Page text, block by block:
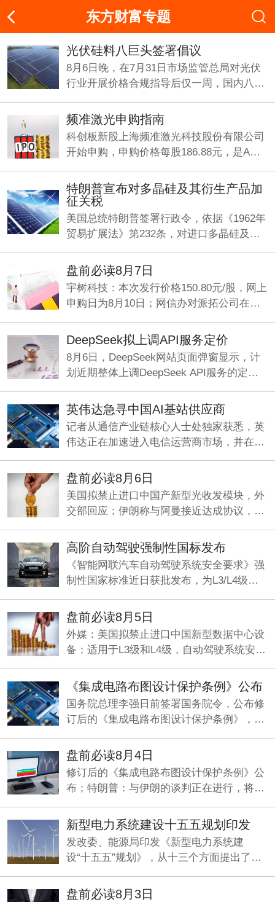
东方财富专题
光伏硅料八巨头签署倡议
8月6日晚，在7月31日市场监管总局对光伏
行业开展价格合规指导后仅一周，国内八大
书》。
频准激光申购指南
科创板新股上海频准激光科技股份有限公司
开始申购，申购价格每股186.88元，是A股
9.34万元。
特朗普宣布对多晶硅及其衍生产品加
征关税
美国总统特朗普签署行政令，依据《1962年
贸易扩展法》第232条，对进口多晶硅及其
施，以支持美国国内多晶硅、半导体和太阳
能供应链。
盘前必读8月7日
宇树科技：本次发行价格150.80元/股，网上
申购日为8月10日；网信办对派拓公司在华
止铜精矿、钴精矿的出口。
DeepSeek拟上调API服务定价
8月6日，DeepSeek网站页面弹窗显示，计
划近期整体上调DeepSeek API服务的定
英伟达急寻中国AI基站供应商
记者从通信产业链核心人士处独家获悉，英
伟达正在加速进入电信运营商市场，并在中
要求的6G基站。
盘前必读8月6日
美国拟禁止进口中国产新型光收发模块，外
交部回应；伊朗称与阿曼接近达成协议，海
小企业发展规划》即将发布。
高阶自动驾驶强制性国标发布
《智能网联汽车自动驾驶系统安全要求》强
制性国家标准近日获批发布，为L3/L4级量
元年加速兑现。
盘前必读8月5日
外媒：美国拟禁止进口中国新型数据中心设
备；适用于L3级和L4级，自动驾驶系统安全
断式逆回购操作。
《集成电路布图设计保护条例》公布
国务院总理李强日前签署国务院令，公布修
订后的《集成电路布图设计保护条例》，自
盘前必读8月4日
修订后的《集成电路布图设计保护条例》公
布；特朗普：与伊朗的谈判正在进行，将分
设“十五五”规划》。
新型电力系统建设十五五规划印发
发改委、能源局印发《新型电力系统建
设“十五五”规划》，从十三个方面提出了一
效的新型电力系统。
盘前必读8月3日